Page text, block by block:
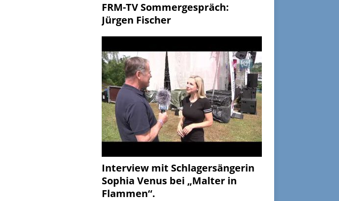
FRM-TV Sommergespräch:
Jürgen Fischer
Interview mit Schlagersängerin
Sophia Venus bei „Malter in
Flammen“.